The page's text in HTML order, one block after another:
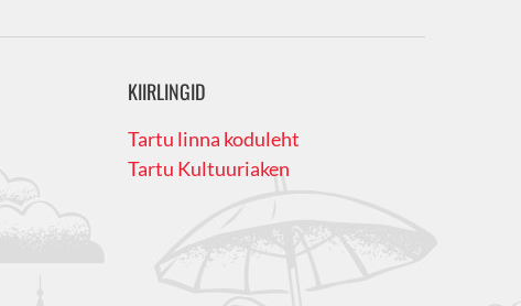
KIIRLINGID
Tartu linna koduleht
Tartu Kultuuriaken